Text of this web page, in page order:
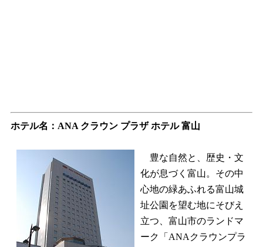
ホテル名： ANA クラウン プラザ ホテル 富山
豊な自然と、歴史・文
化が息づく富山。その中
心地の緑あふれる富山城
址公園を望む地にそびえ
立つ、富山市のランドマ
ーク「ANAクラウンプラ